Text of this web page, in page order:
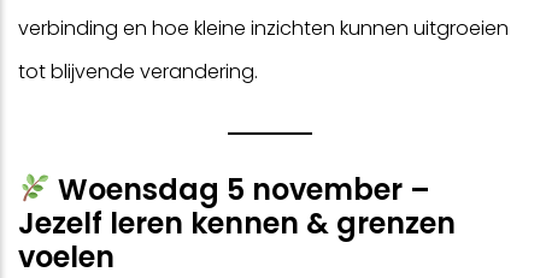
verbinding en hoe kleine inzichten kunnen uitgroeien
tot blijvende verandering.
Woensdag 5 november –
Jezelf leren kennen & grenzen
voelen